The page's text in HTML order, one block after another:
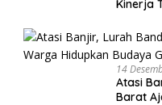
Kinerja
Serenta
14
Atasi
Barat